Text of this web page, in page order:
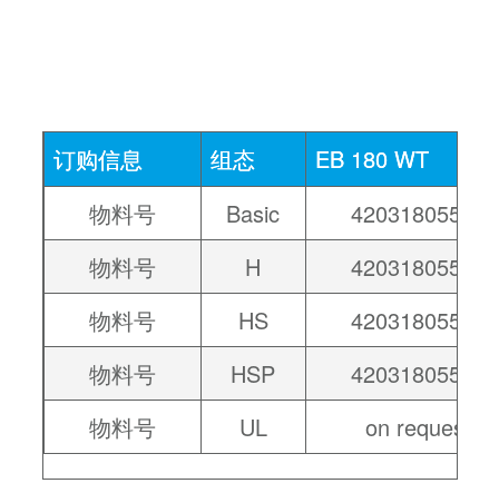
订购信息 组态
EB 180 WT
物料号
Basic
42031805501
物料号
H
42031805502
物料号
HS
42031805503
物料号
HSP
42031805504
物料号
UL on request